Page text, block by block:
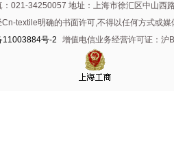
021-34250057 地址：上海市徐汇区中山西
textile明确的书面许可,不得以任何方式或媒
11003884号-2
增值电信业务经营许可证：沪